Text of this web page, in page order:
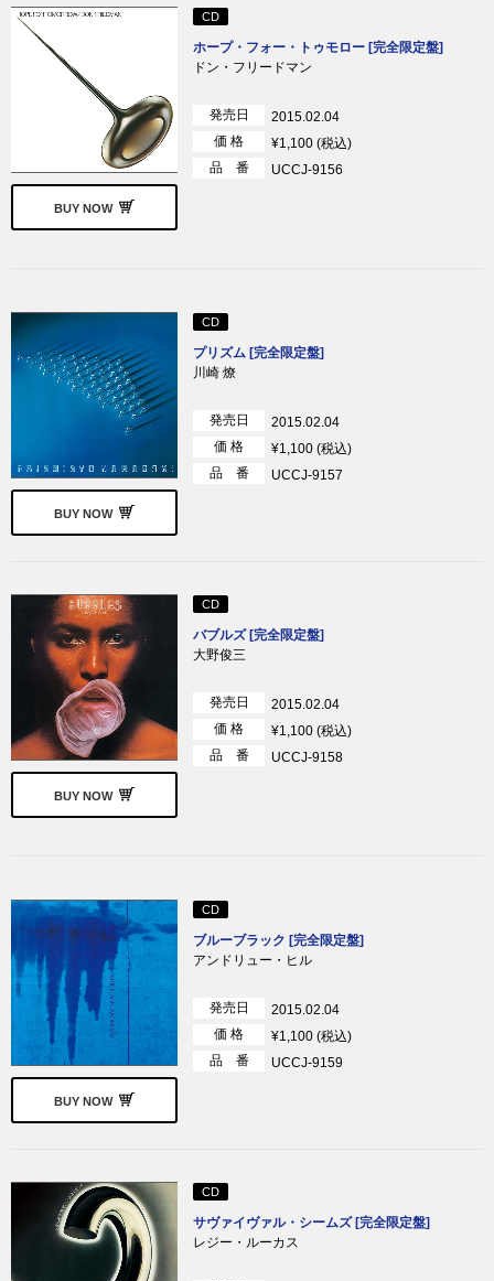
BUY NOW
CD
ホープ・フォー・トゥモロー [完全限定盤]
ドン・フリードマン
発売日
2015.02.04
価 格
¥1,100 (税込)
品 番
UCCJ-9156
BUY NOW
CD
プリズム [完全限定盤]
川崎 燎
発売日
2015.02.04
価 格
¥1,100 (税込)
品 番
UCCJ-9157
BUY NOW
CD
バブルズ [完全限定盤]
大野俊三
発売日
2015.02.04
価 格
¥1,100 (税込)
品 番
UCCJ-9158
BUY NOW
CD
ブルーブラック [完全限定盤]
アンドリュー・ヒル
発売日
2015.02.04
価 格
¥1,100 (税込)
品 番
UCCJ-9159
CD
サヴァイヴァル・シームズ [完全限定盤]
レジー・ルーカス